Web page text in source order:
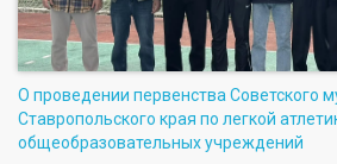
О проведении первенства Советского
Ставропольского края по легкой
общеобразовательных учреждений